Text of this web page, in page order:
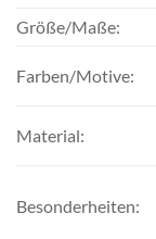
Größe/Maße:
Farben/Motive:
Material:
Besonderheiten: